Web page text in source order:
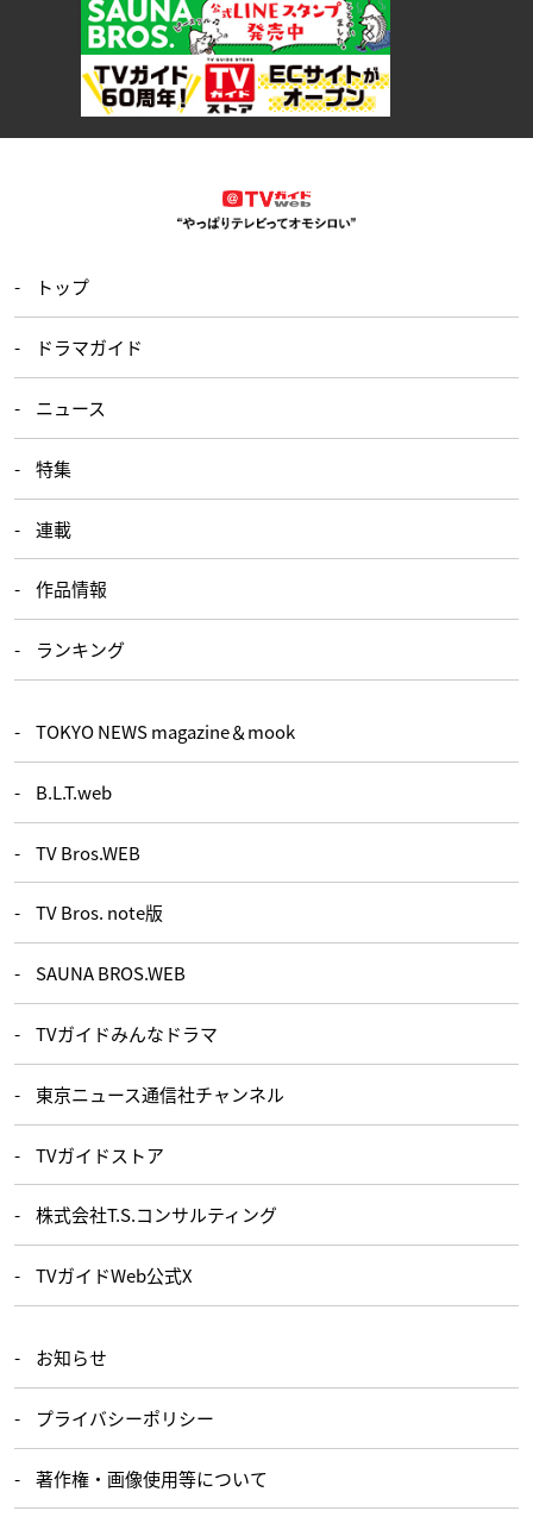
トップ
ドラマガイド
ニュース
特集
連載
作品情報
ランキング
TOKYO NEWS magazine＆mook
B.L.T.web
TV Bros.WEB
TV Bros. note版
SAUNA BROS.WEB
TVガイドみんなドラマ
東京ニュース通信社チャンネル
TVガイドストア
株式会社T.S.コンサルティング
TVガイドWeb公式X
お知らせ
プライバシーポリシー
著作権・画像使用等について